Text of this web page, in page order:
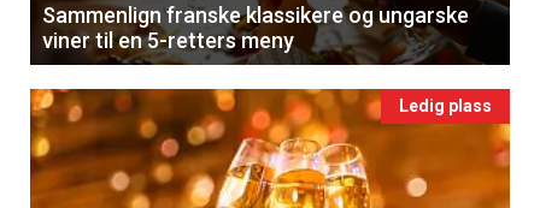
Sammenlign franske klassikere og ungarske
viner til en 5-retters meny
Ledig plass